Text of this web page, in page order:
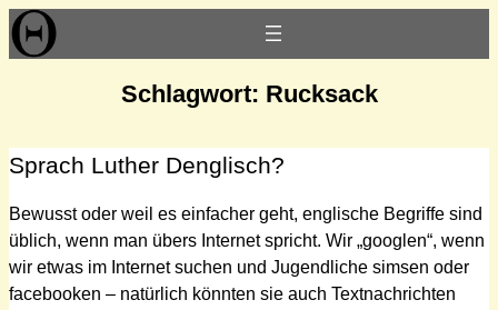
Zum
Inhalt
Schlagwort: Rucksack
Sprach Luther Denglisch?
Bewusst oder weil es einfacher geht, englische Begriffe sind
üblich, wenn man übers Internet spricht. Wir „googlen“, wenn
wir etwas im Internet suchen und Jugendliche simsen oder
facebooken – natürlich könnten sie auch Textnachrichten